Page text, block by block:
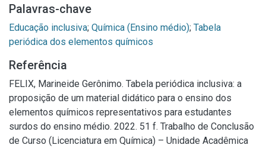
Palavras-chave
Educação inclusiva; Química (Ensino médio); Tabela
periódica dos elementos químicos
Referência
FELIX, Marineide Gerônimo. Tabela periódica inclusiva: a
proposição de um material didático para o ensino dos
elementos químicos representativos para estudantes
surdos do ensino médio. 2022. 51 f. Trabalho de Conclusão
de Curso (Licenciatura em Química) – Unidade Acadêmica